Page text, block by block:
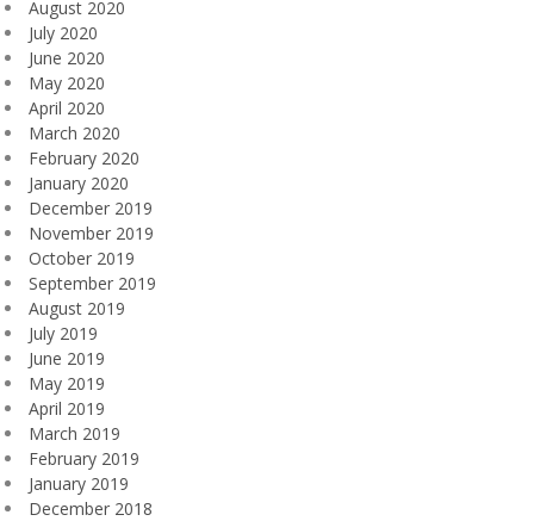
August 2020
July 2020
June 2020
May 2020
April 2020
March 2020
February 2020
January 2020
December 2019
November 2019
October 2019
September 2019
August 2019
July 2019
June 2019
May 2019
April 2019
March 2019
February 2019
January 2019
December 2018